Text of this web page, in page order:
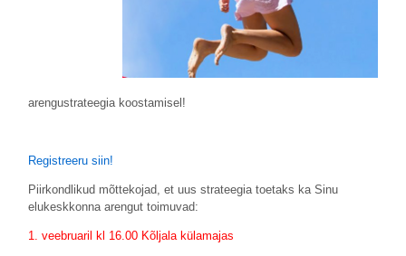
arengustrateegia koostamisel!
Registreeru siin!
Piirkondlikud mõttekojad, et uus strateegia toetaks ka Sinu
elukeskkonna arengut toimuvad:
1. veebruaril kl 16.00 Kõljala külamajas